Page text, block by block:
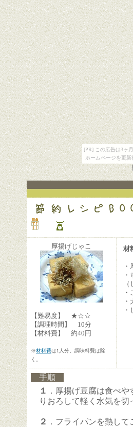
[PR] この広告は3ヶ
ホームページを更
厚揚げじゃこ
【難易度】 ★☆☆
【調理時間】 10分
【材料費】 約40円
※材料費は1人分。調味料費は除
く。
材
・
手順
１ ．厚揚げ豆腐は食べ
りおろして軽く水気を切
２ ．フライパンを熱し